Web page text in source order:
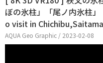
ぼの氷柱」「尾ノ内氷柱
o visit in Chichibu,Saitama
AQUA Geo Graphic / 2023-02-08